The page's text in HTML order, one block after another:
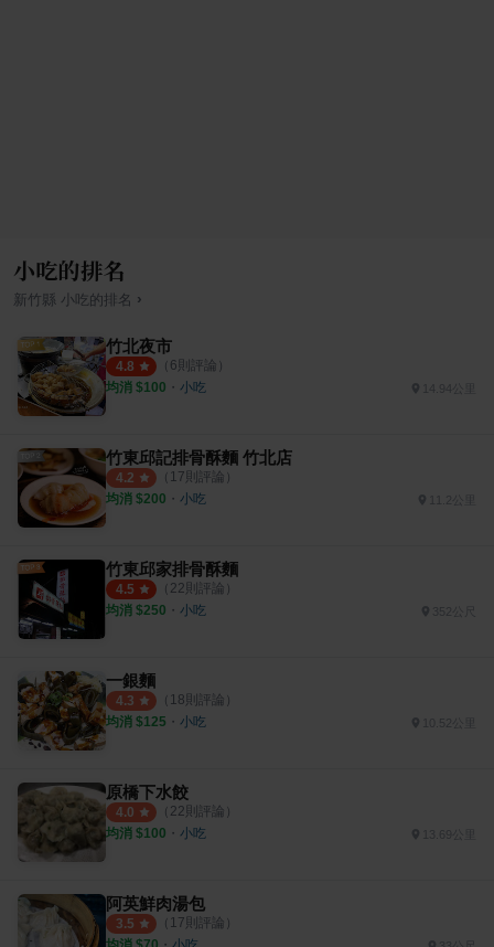
小吃的排名
新竹縣 小吃 的排名 ›
竹北夜市
4.8 （ 6則評論）
均消 $100 ・ 小吃 14.94公里
竹東邱記排骨酥麵 竹北店
4.2 （ 17則評論）
均消 $200 ・ 小吃
竹東邱家排骨酥麵
4.5 （ 22則評論）
均消 $250 ・ 小吃 352公尺
一銀麵
4.3 （ 18則評論）
均消 $125 ・ 小吃 10.52公里
原橋下水餃
4.0 （ 22則評論）
均消 $100 ・ 小吃
阿英鮮肉湯包
3.5 （ 17則評論）